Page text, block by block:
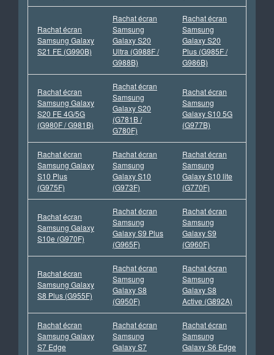
Rachat écran
Samsung Galaxy
S21 FE (G990B)
Rachat écran
Samsung
Galaxy S20
Ultra (G988F /
G988B)
Rachat écran
Samsung
Galaxy S20
Plus (G985F /
G986B)
Rachat écran
Samsung Galaxy
S20 FE 4G/5G
(G980F / G981B)
Rachat écran
Samsung
Galaxy S20
(G781B /
G780F)
Rachat écran
Samsung
Galaxy S10 5G
(G977B)
Rachat écran
Samsung Galaxy
S10 Plus
(G975F)
Rachat écran
Samsung
Galaxy S10
(G973F)
Rachat écran
Samsung
Galaxy S10 lite
(G770F)
Rachat écran
Samsung Galaxy
S10e (G970F)
Rachat écran
Samsung
Galaxy S9 Plus
(G965F)
Rachat écran
Samsung
Galaxy S9
(G960F)
Rachat écran
Samsung Galaxy
S8 Plus (G955F)
Rachat écran
Samsung
Galaxy S8
(G950F)
Rachat écran
Samsung
Galaxy S8
Active (G892A)
Rachat écran
Samsung Galaxy
S7 Edge
Rachat écran
Samsung
Galaxy S7
Rachat écran
Samsung
Galaxy S6 Edge